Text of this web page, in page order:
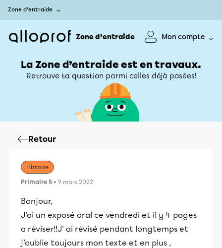
Zone d’entraide
Zone d’entraide Mon compte
La Zone d’entraide est en travaux.
Retrouve ta question parmi celles déjà posées!
Retour
Histoire
Primaire 5 • 9 mars 2022
Bonjour,
J'ai un exposé oral ce vendredi et il y 4 pages
a réviser!!J' ai révisé pendant longtemps et
j'oublie toujours mon texte et en plus ,